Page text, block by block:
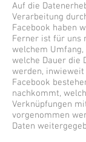
Auf die
Verarbeitung
Facebook haben
Ferner ist für uns
welchem
welche Dauer die
werden,
Facebook
nachkommt,
Verknüpfungen
vorgenommen
Daten